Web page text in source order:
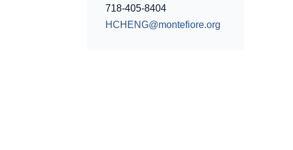
718-405-8404
HCHENG@montefiore.org